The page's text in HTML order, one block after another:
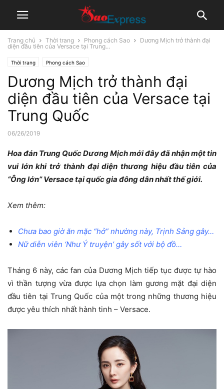
Trang chủ Thời trang Phong cách Sao
Dương Mịch trở thành đại
diện đầu tiên của Versace tại Trung...
Thời trang Phong cách Sao
Dương Mịch trở thành đại
diện đầu tiên của Versace tại
Trung Quốc
06/26/2019
Hoa đán Trung Quốc Dương Mịch mới đây đã nhận một tin
vui lớn khi trở thành đại diện thương hiệu đầu tiên của
“Ông lớn” Versace tại quốc gia đông dân nhất thế giới.
Xem thêm:
Chưa bao giờ ăn mặc “hở” nhường này, Trịnh Sảng gây…
Nữ diễn viên ‘Như Ý truyện’ gây sốt với bộ đồ…
Tháng 6 này, các fan của Dương Mịch tiếp tục được tự hào
vì thần tượng vừa được lựa chọn làm gương mặt đại diện
đầu tiên tại Trung Quốc của một trong những thương hiệu
được yêu thích nhất hành tinh – Versace.